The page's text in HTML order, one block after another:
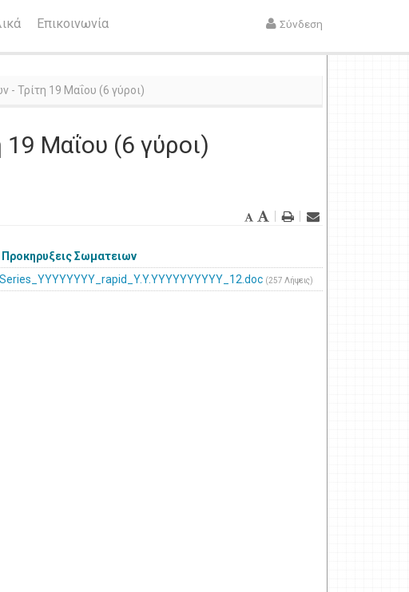
Επικοινωνία Σύνδεση
- Τρίτη 19 Μαΐου (6 γύροι)
Μαΐου (6 γύροι)
Προκηρυξεις Σωματειων
Series_YYYYYYYY_rapid_Y.Y.YYYYYYYYYY_12.doc (257 Λήψεις)